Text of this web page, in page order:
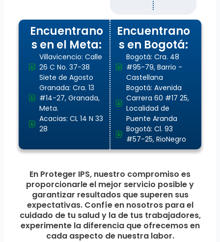
Encuentrano
s en el Meta:
Villavicencio: Calle
26 C No. 37-38
Siete de Agosto
Granada: Cra. 13
#14-27, Granada,
Meta.
Acacias: CL 14 N 33
28
Encuentrano
s en Bogotá:
Bogotá: Cra. 48
#95-79, Barrio -
Castellana
Bogotá: Avenida
Carrera 60 #17 25,
Localidad de
Puente Aranda
Bogotá: Cl. 93
#57-25, RioNegro
En Proteger IPS, nuestro compromiso es
proporcionarle el mejor servicio posible y
garantizar resultados que superen sus
expectativas. Confíe en nosotros para el
cuidado de tu salud y la de tus trabajadores,
experimente la diferencia que ofrecemos en
cada aspecto de nuestra labor.